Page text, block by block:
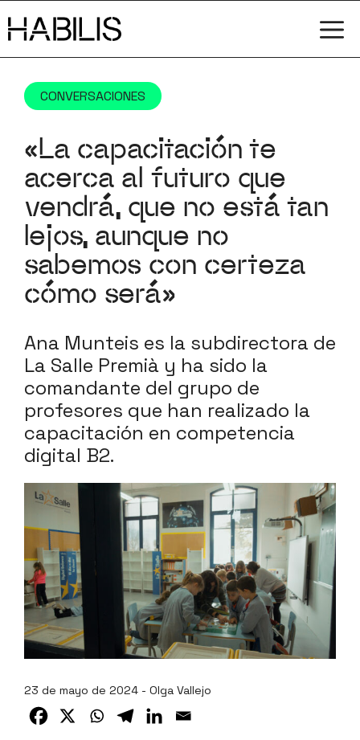
al
CONVERSACIONES
«La capacitación te
acerca al futuro que
vendrá, que no está tan
lejos, aunque no
sabemos con certeza
cómo será»
Ana Munteis es la subdirectora de
La Salle Premià y ha sido la
comandante del grupo de
profesores que han realizado la
capacitación en competencia
digital B2.
23 de mayo de 2024 - Olga Vallejo